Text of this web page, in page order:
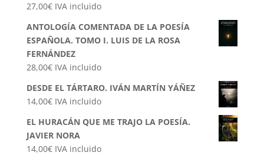
27,00€ IVA incluido
ANTOLOGÍA COMENTADA DE LA POESÍA
ESPAÑOLA. TOMO I. LUIS DE LA ROSA
FERNÁNDEZ
28,00€ IVA incluido
DESDE EL TÁRTARO. IVÁN MARTÍN YÁÑEZ
14,00€ IVA incluido
EL HURACÁN QUE ME TRAJO LA POESÍA.
JAVIER NORA
14,00€ IVA incluido